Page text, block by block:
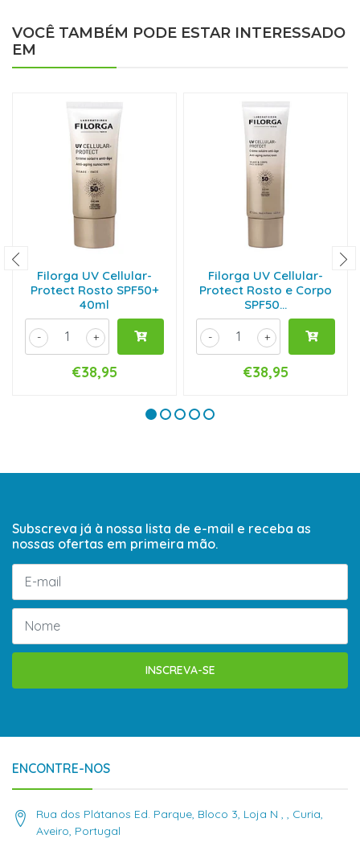
VOCÊ TAMBÉM PODE ESTAR INTERESSADO
EM
Filorga UV Cellular-
Protect Rosto SPF50+
40ml
+
-
€38,95
Filorga UV Cellular-
Protect Rosto e Corpo
SPF50...
+
-
€38,95
Subscreva já à nossa lista de e-mail e receba as
nossas ofertas em primeira mão.
INSCREVA-SE
ENCONTRE-NOS
Rua dos Plátanos Ed. Parque, Bloco 3, Loja N , , Curia,
Aveiro, Portugal